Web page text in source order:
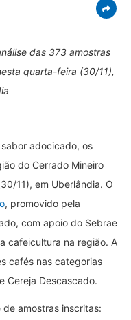
das 373 amostras
quarta-feira (30/11),
adocicado, os
do Cerrado Mineiro
11), em Uberlândia. O
, promovido pela
com apoio do Sebrae
cafeicultura na região. A
cafés nas categorias
Cereja Descascado.
amostras inscritas: